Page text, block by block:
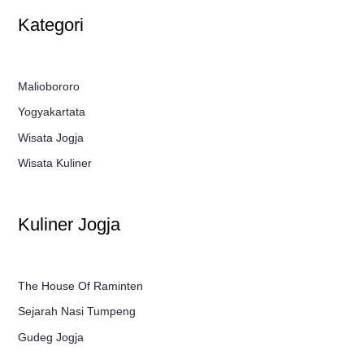
Kategori
Maliobororo
Yogyakartata
Wisata Jogja
Wisata Kuliner
Kuliner Jogja
The House Of Raminten
Sejarah Nasi Tumpeng
Gudeg Jogja